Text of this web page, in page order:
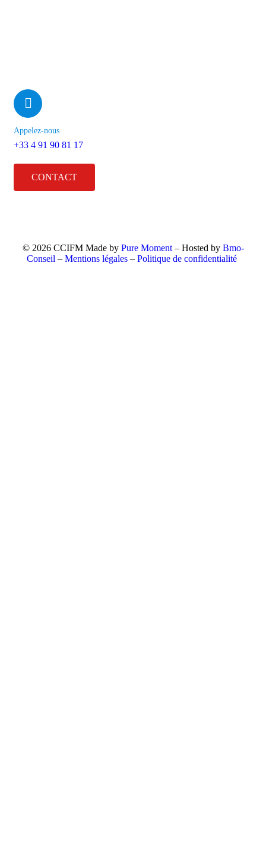
Appelez-nous
+33 4 91 90 81 17
CONTACT
© 2026 CCIFM Made by Pure Moment– Hosted by Bmo-
Conseil – Mentions légales – Politique de confidentialité